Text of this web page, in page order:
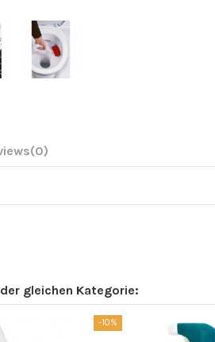
(0)
gleichen Kategorie:
-10%